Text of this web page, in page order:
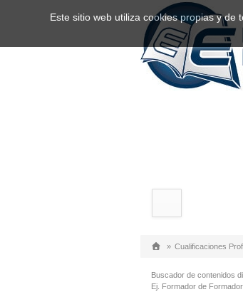
» Cualificaciones
Buscador de contenidos
Ej. Formador de
Este sitio web utiliza cookies propias y